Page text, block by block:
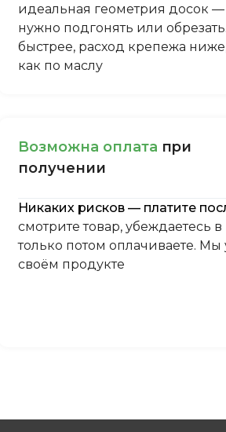
идеальная геометрия досок
нужно подгонять или
быстрее, расход крепежа
как по маслу
Boзмoжнa oплaтa пpи
пoлучeнии
Никаких рисков — платите
смотрите товар, убеждаетесь
только потом оплачиваете.
своём продукте